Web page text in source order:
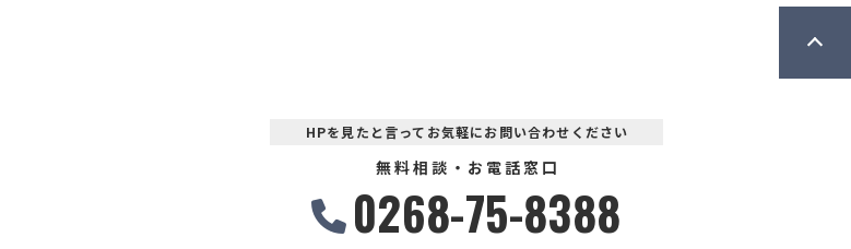
HPを見たと言ってお気軽にお問い合わせください
無料相談・お電話窓口
0268-75-8388